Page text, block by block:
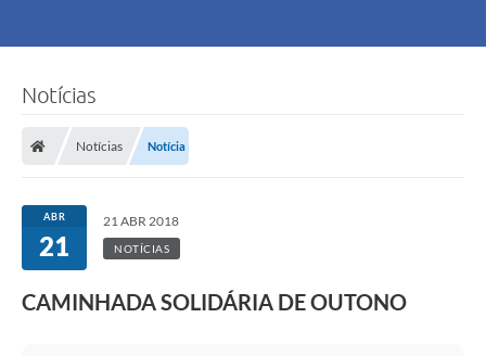
Notícias
Notícias Notícia
ABR
21
21 ABR 2018
NOTÍCIAS
CAMINHADA SOLIDÁRIA DE OUTONO